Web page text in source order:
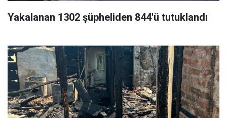
Yakalanan 1302 şüpheliden 844'ü tutuklandı